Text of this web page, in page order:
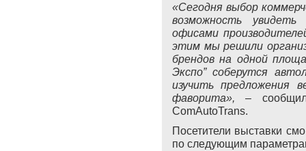
«Сегодня выбор
возможность
офисами
этим мы решили
брендов на одной
Экспо” соберутся
изучить предложения
фаворита», –
ComAutoTrans.
Посетители выставки
по следующим